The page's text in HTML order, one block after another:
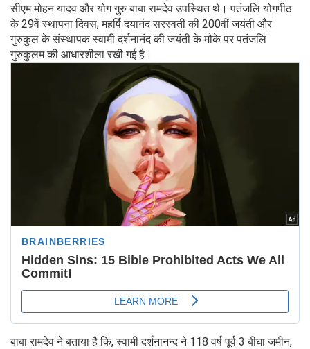
सीएम मोहन यादव और योग गुरु बाबा रामदेव उपस्थित थे। पतंजलि योगपीठ
के 29वें स्थापना दिवस, महर्षि दयानंद सरस्वती की 200वीं जयंती और
गुरुकुल के संस्थापक स्वामी दर्शनानंद की जयंती के मौके पर पतंजलि
गुरुकुलम की आधारशीला रखी गई है।
बाबा रामदेव ने बताया है कि, स्वामी दर्शनानन्द ने 118 वर्ष पूर्व 3 बीघा जमीन,